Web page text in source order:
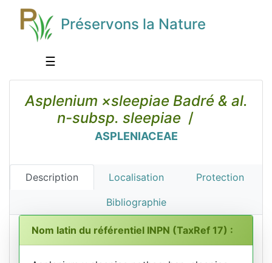
Préservons la Nature
☰
Asplenium ×sleepiae Badré & al.
n-subsp. sleepiae/
ASPLENIACEAE
Description Localisation Protection
Bibliographie
Nom latin du référentiel INPN (TaxRef 17) :